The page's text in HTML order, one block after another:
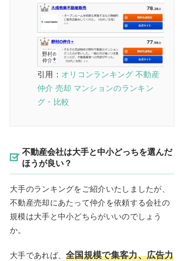
引用： オリコンランキング 不動産
仲介 売却 マンションのランキン
グ・比較
不動産会社は大手と中小どっちを選んだ
ほうが良い？
大手のランキングをご紹介いたしましたが、
不動産売却にあたって仲介を依頼する会社の
規模は大手と中小どちらがいいのでしょう
か。
大手であれば、全国規模で集客力、広告力